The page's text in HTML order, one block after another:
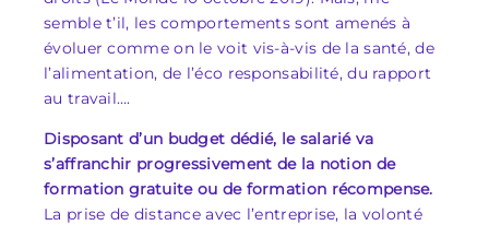
semble t’il, les comportements sont amenés à
évoluer comme on le voit vis-à-vis de la santé, de
l’alimentation, de l’éco responsabilité, du rapport
au travail….
Disposant d’un budget dédié, le salarié va
s’affranchir progressivement de la notion de
formation gratuite ou de formation récompense.
La prise de distance avec l’entreprise, la volonté